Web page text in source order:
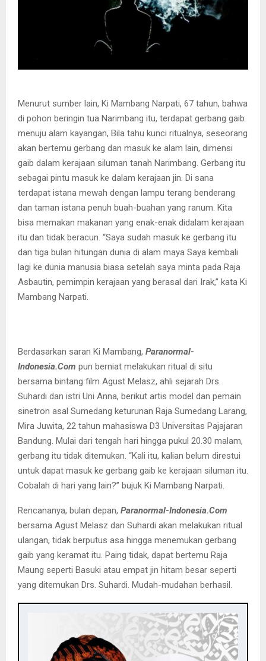
Menurut sumber lain, Ki Mambang Narpati, 67 tahun, bahwa
di pohon beringin tua Narimbang itu, terdapat gerbang gaib
menuju alam kayangan, Bila tahu kunci ritualnya, seseorang
akan bertemu gerbang dan masuk ke alam lain, dimensi
gaib dalam kerajaan siluman tanah Narimbang. Gerbang itu
sebagai pintu masuk ke dalam kerajaan jin. Di sana
terdapat istana mewah dengan lampu terang benderang
dan taman istana penuh buah-buahan yang ranum. Kita
bisa memakan makanan yang enak-enak didalam kerajaan
itu dan tidak beracun. “Saya sudah masuk ke gerbang itu
dan tiga bulan hitungan dunia di alam maya Saya kembali
lagi ke dunia manusia biasa setelah saya minta pada Raja
Asbautin, pemimpin kerajaan yang berasal dari Irak,” kata Ki
Mambang Narpati.
Berdasarkan saran Ki Mambang, Paranormal-
Indonesia.Com pun berniat melakukan ritual di situ
bersama bintang film Agust Melasz, ahli sejarah Drs.
Suhardi dan istri Uni Anna, berikut artis model dan pemain
sinetron asal Sumedang keturunan Raja Sumedang Larang,
Mira Juwita, 22 tahun mahasiswa D3 Universitas Pajajaran
Bandung. Mulai dari tengah hari hingga pukul 20.30 malam,
gerbang itu tidak ditemukan. “Kali itu, kalian belum direstui
untuk dapat masuk ke gerbang gaib ke kerajaan siluman itu.
Cobalah di hari yang lain?” bujuk Ki Mambang Narpati.
Rencananya, bulan depan, Paranormal-Indonesia.Com
bersama Agust Melasz dan Suhardi akan melakukan ritual
ulangan, tidak berputus asa hingga menemukan gerbang
gaib yang keramat itu. Paing tidak, dapat bertemu Raja
Maung seperti Basuki atau empat jin hitam besar seperti
yang ditemukan Drs. Suhardi. Mudah-mudahan berhasil.